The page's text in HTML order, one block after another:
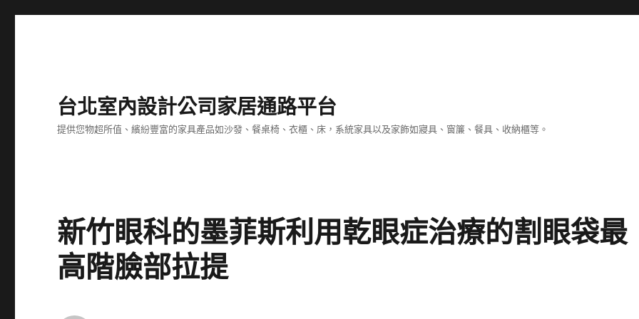
台北室內設計公司家居通路平台
提供您物超所值、繽紛豐富的家具產品如沙發、餐桌椅、衣櫃、床，系統家具以及家飾如寢具、窗簾、餐具、收納櫃等。
新竹眼科的墨菲斯利用乾眼症治療的割眼袋最
高階臉部拉提